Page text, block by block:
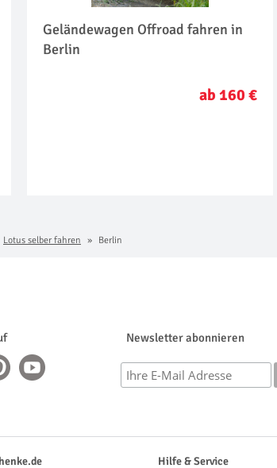
Geländewagen Offroad fahren in
Berlin
ab 160 €
Lotus selber fahren Berlin
Newsletter abonnieren
Hilfe & Service